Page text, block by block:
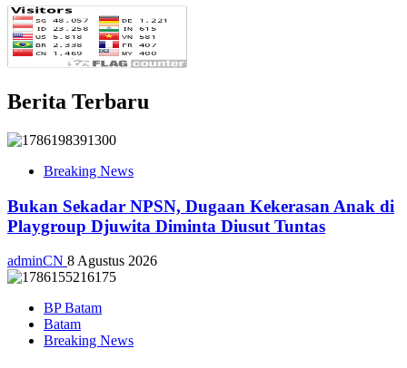
Berita Terbaru
Breaking News
Bukan Sekadar NPSN, Dugaan Kekerasan Anak di
Playgroup Djuwita Diminta Diusut Tuntas
adminCN 8 Agustus 2026
BP Batam
Batam
Breaking News